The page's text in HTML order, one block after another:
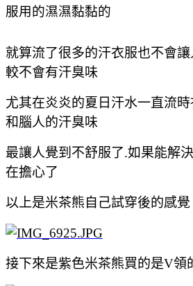
服用的濕濕黏黏的
就算流了很多的汗衣服也不會
較不會有汗臭味
尤其在炎炎的夏日汗水一直流
和腦人的汗臭味
最讓人覺到不舒服了.如果能解
在擔心了
以上是米茶熊自己試穿後的感覺
接下來是紫色米茶熊買的是V領